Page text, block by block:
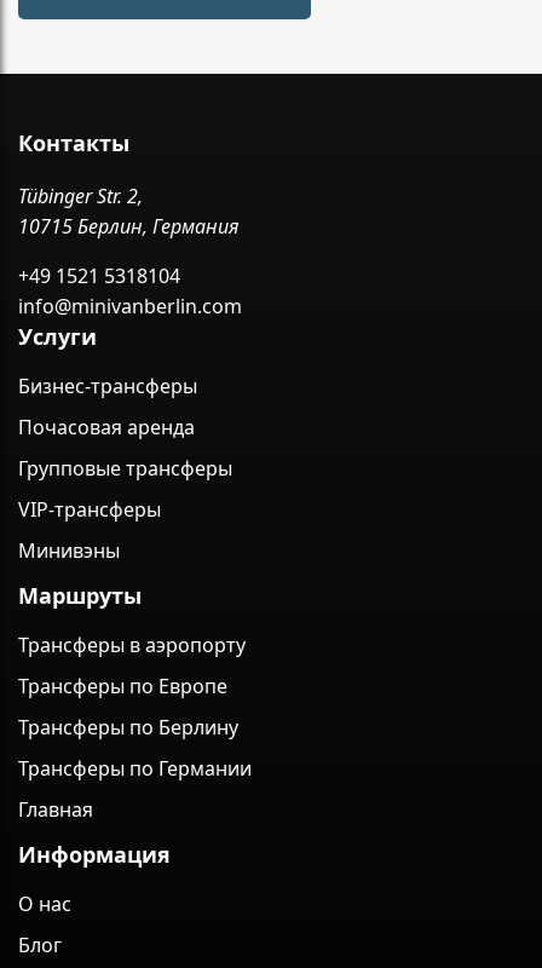
Контакты
Tübinger Str. 2,
10715 Берлин, Германия
+49 1521 5318104
info@minivanberlin.com
Услуги
Бизнес-трансферы
Почасовая аренда
Групповые трансферы
VIP-трансферы
Минивэны
Маршруты
Трансферы в аэропорту
Трансферы по Европе
Трансферы по Берлину
Трансферы по Германии
Главная
Информация
О нас
Блог